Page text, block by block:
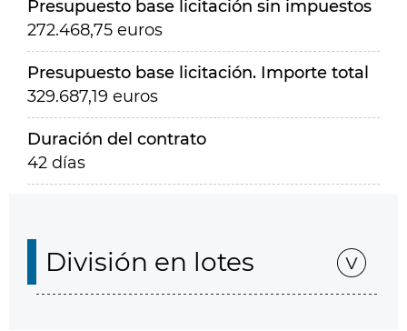
Presupuesto base licitación sin impuestos
272.468,75 euros
Presupuesto base licitación. Importe total
329.687,19 euros
Duración del contrato
42 días
División en lotes